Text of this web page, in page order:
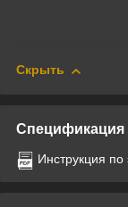
Скрыть
Спецификация
Инструкция по